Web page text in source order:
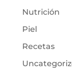
Nutrición
Piel
Recetas